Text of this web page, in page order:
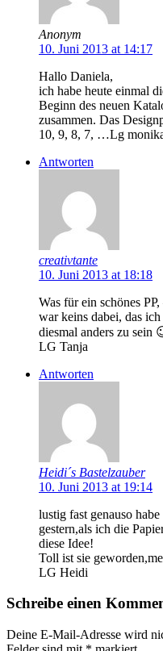
Anonym
10. Juni 2013 at 14:17
Hallo Daniela,
ich habe heute einmal
Beginn des neuen
zusammen. Das
10, 9, 8, 7, …Lg
Antworten
creativtante
10. Juni 2013 at 18:18
Was für ein schönes
war keins dabei, das
diesmal anders zu sein
LG Tanja
Antworten
Heidi´s Bastelzauber
10. Juni 2013 at 19:14
lustig fast genauso
gestern,als ich die
diese Idee!
Toll ist sie
LG Heidi
Schreibe einen
Deine E-Mail-Adresse wird